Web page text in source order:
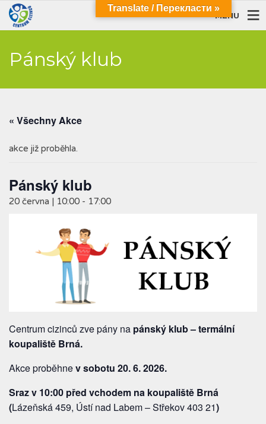
MENU
Pánský klub
« Všechny Akce
akce již proběhla.
Pánský klub
20 června | 10:00 - 17:00
Centrum cizinců zve pány na pánský klub – termální
koupaliště Brná.
Akce proběhnev sobotu 20. 6. 2026.
Srazv 10:00 před vchodem na koupaliště Brná
(Lázeňská 459, Ústí nad Labem – Střekov 403 21)
Translate / Перекласти »